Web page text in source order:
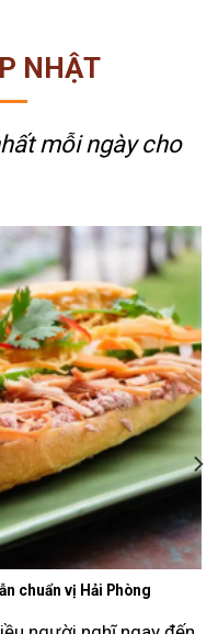
NHẬT
mỗi ngày cho
miệng? Gợi ý 15 món ngon